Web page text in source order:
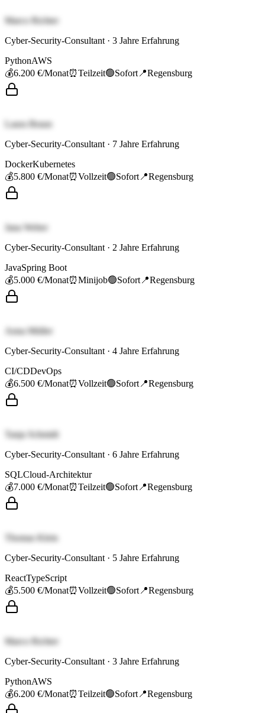
Marco Richter
Cyber-Security-Consultant · 3 Jahre Erfahrung
PythonAWS
💰6.200 €/Monat⏰Teilzeit🟢Sofort 📍Regensburg
Laura Braun
Cyber-Security-Consultant · 7 Jahre Erfahrung
DockerKubernetes
💰5.800 €/Monat⏰Vollzeit🟢Sofort 📍Regensburg
Jana Weber
Cyber-Security-Consultant · 2 Jahre Erfahrung
JavaSpring Boot
💰5.000 €/Monat⏰Minijob🟢Sofort 📍Regensburg
Anna Müller
Cyber-Security-Consultant · 4 Jahre Erfahrung
CI/CDDevOps
💰6.500 €/Monat⏰Vollzeit🟢Sofort 📍Regensburg
Tanja Schmidt
Cyber-Security-Consultant · 6 Jahre Erfahrung
SQLCloud-Architektur
💰7.000 €/Monat⏰Teilzeit🟢Sofort 📍Regensburg
Thomas Klein
Cyber-Security-Consultant · 5 Jahre Erfahrung
ReactTypeScript
💰5.500 €/Monat⏰Vollzeit🟢Sofort 📍Regensburg
Marco Richter
Cyber-Security-Consultant · 3 Jahre Erfahrung
PythonAWS
💰6.200 €/Monat⏰Teilzeit🟢Sofort 📍Regensburg